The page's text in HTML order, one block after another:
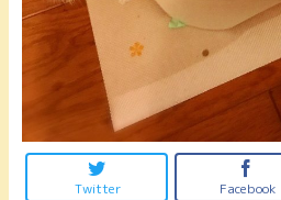
Twitter Facebook